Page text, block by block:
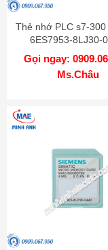
Thẻ nhớ PLC s7-300
6ES7953-8LJ30-
Gọi ngay:
Ms.Châu